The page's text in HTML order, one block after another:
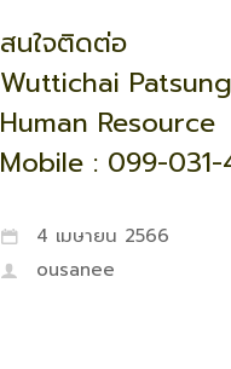
สนใจติดต่อ
Wuttichai
Human Resource
Mobile : 099-031-
4 เมษายน 2566
ousanee